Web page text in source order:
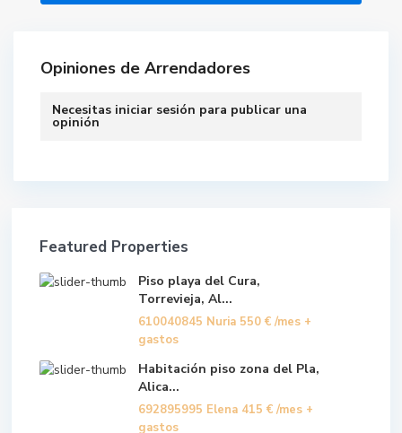
Opiniones de Arrendadores
Necesitas iniciar sesión para publicar una
opinión
Featured Properties
Piso playa del Cura,
Torrevieja, Al...
610040845 Nuria 550 € /mes +
gastos
Habitación piso zona del Pla,
Alica...
692895995 Elena 415 € /mes +
gastos